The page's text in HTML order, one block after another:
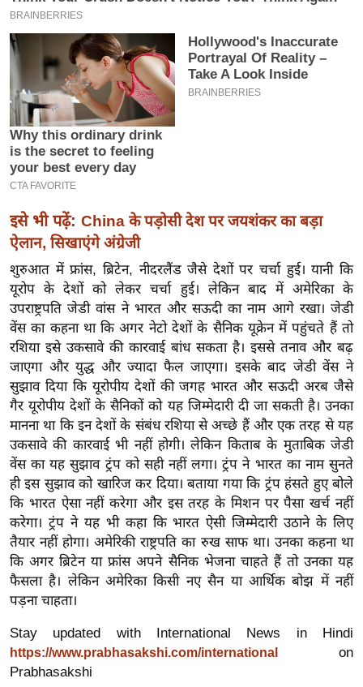
मि
सा
ल
बे
मि
सा
ल
ख्सि
य
यं
ग
इं
डि
या
सा
हि
त्य
ज
ग
त
ऑ
टो
व
र्ल्ड
न्यू
ज
ब्री
फ
इसे भी पढ़ें: China के पड़ोसी देश पर जयशंकर का बड़ा
ऐलान, सिखाएंगे अंग्रेजी
शुरुआत में फ्रांस, ब्रिटेन, नीदरलैंड जैसे देशों पर चर्चा हुई। यानी कि
यूरोप के देशों को लेकर चर्चा हुई। लेकिन बाद में अमेरिका के
उपराष्ट्रपति जेडी वांस ने भारत और सऊदी का नाम आगे रखा। जेडी
वेंस का कहना था कि अगर नेटो देशों के सैनिक यूक्रेन में पहुंचते हैं तो
रशिया इसे उकसावे की कारवाई बांध सकता है। इससे तनाव और बढ़
जाएगा और युद्ध और ज्यादा फैल जाएगा। इसके बाद जेडी वेंस ने
सुझाव दिया कि यूरोपीय देशों की जगह भारत और सऊदी अरब जैसे
गैर यूरोपीय देशों के सैनिकों को यह जिम्मेदारी दी जा सकती है। उनका
मानना था कि इन देशों के संबंध रशिया से अच्छे हैं और एक तरह से यह
उकसावे की कारवाई भी नहीं होगी। लेकिन किताब के मुताबिक जेडी
वेंस का यह सुझाव ट्रंप को सही नहीं लगा। ट्रंप ने भारत का नाम सुनते
ही इस सुझाव को खारिज कर दिया। बताया गया कि ट्रंप हंसते हुए बोले
कि भारत ऐसा नहीं करेगा और इस तरह के मिशन पर पैसा खर्च नहीं
करेगा। ट्रंप ने यह भी कहा कि भारत ऐसी जिम्मेदारी उठाने के लिए
तैयार नहीं होगा। अमेरिकी राष्ट्रपति का रुख साफ था। उनका कहना था
कि अगर ब्रिटेन या फ्रांस अपने सैनिक भेजना चाहते हैं तो उनका यह
फैसला है। लेकिन अमेरिका किसी नए सैन या आर्थिक बोझ में नहीं
पड़ना चाहता।
Stay updated with International News in Hindi
https://www.prabhasakshi.com/international
on
Prabhasakshi